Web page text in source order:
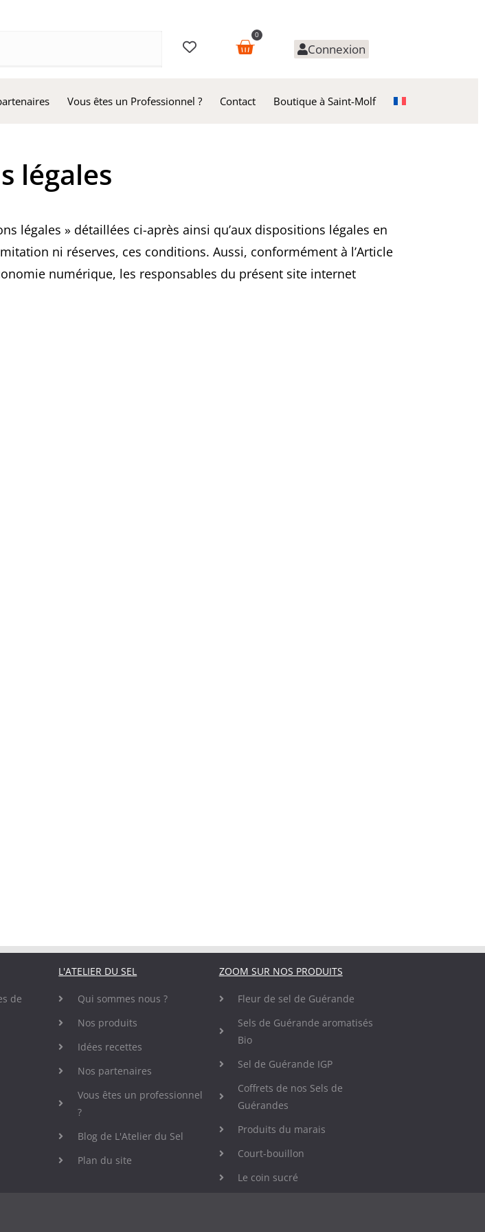
0
Connexion
Vous êtes un Professionnel ? Contact Boutique à Saint-Molf
légales
légales » détaillées ci­-après ainsi qu’aux dispositions légales en
ni réserves, ces conditions. Aussi, conformément à l’Article
numérique, les responsables du présent site internet
de
L'ATELIER DU SEL
Qui sommes nous ?
Nos produits
Idées recettes
Nos partenaires
Vous êtes un professionnel
?
Blog de L'Atelier du Sel
Plan du site
ZOOM SUR NOS PRODUITS
Fleur de sel de Guérande
Sels de Guérande aromatisés
Bio
Sel de Guérande IGP
Coffrets de nos Sels de
Guérandes
Produits du marais
Court-bouillon
Le coin sucré